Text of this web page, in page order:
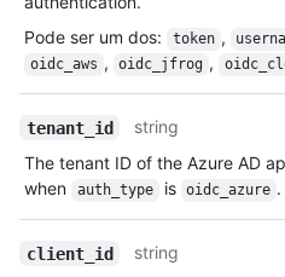
Pode ser um dos: token ,
oidc_aws , oidc_jfrog ,
tenant_id
string
The tenant ID of the Azure AD
when
auth_type is oidc_azure .
client_id
string